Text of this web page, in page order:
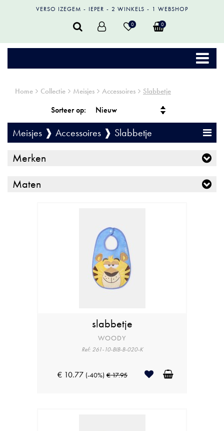
VERSO IZEGEM IEPER 2 WINKELS 1 WEBSHOP
0 0
Home Collectie Meisjes Accessoires Slabbetje
Sorteer op:
Meisjes ❱ Accessoires ❱ Slabbetje
Merken
Maten
slabbetje
WOODY
Ref: 261-10-BIB-B-020-K
€ 10.77 (-40%) € 17.95